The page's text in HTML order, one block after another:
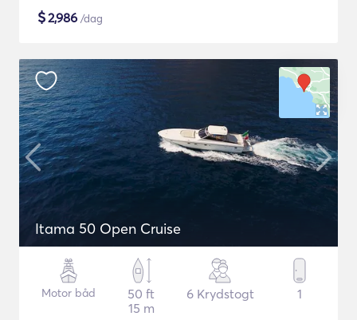
$2,986 /dag
Itama 50 Open Cruise
Motor båd
50 ft
15 m
6 Krydstogt 1